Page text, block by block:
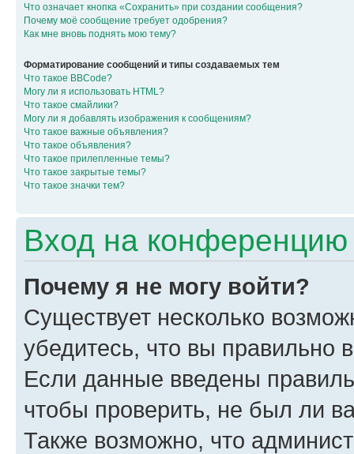
Что означает кнопка «Сохранить» при создании сообщения?
Почему моё сообщение требует одобрения?
Как мне вновь поднять мою тему?
Форматирование сообщений и типы создаваемых тем
Что такое BBCode?
Могу ли я использовать HTML?
Что такое смайлики?
Могу ли я добавлять изображения к сообщениям?
Что такое важные объявления?
Что такое объявления?
Что такое прилепленные темы?
Что такое закрытые темы?
Что такое значки тем?
Вход на конференцию
Почему я не могу войти?
Существует несколько
убедитесь, что вы правильно
Если данные введены
чтобы проверить, не был ли
Также возможно, что